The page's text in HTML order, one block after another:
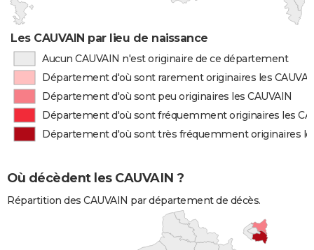
Les CAUVAIN par lieu de naissance
Aucun CAUVAIN n'est originaire de ce département
Département d'où sont rarement originaires les
Département d'où sont peu originaires les CAUVAIN
Département d'où sont fréquemment originaires les
Département d'où sont très fréquemment originaires
Où décèdent les CAUVAIN ?
Répartition des CAUVAIN par département de décès.